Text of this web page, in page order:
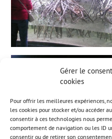
Gérer le
cookies
Pour offrir les meilleures expériences,
les cookies pour stocker et/ou accéder
consentir à ces technologies nous
comportement de navigation ou les ID
consentir ou de retirer son